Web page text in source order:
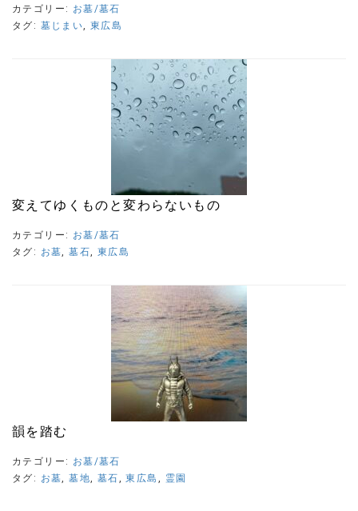
カテゴリー: お墓/墓石
タグ: 墓じまい,東広島
変えてゆくものと変わらないもの
カテゴリー: お墓/墓石
タグ: お墓,墓石, 東広島
韻を踏む
カテゴリー: お墓/墓石
タグ: お墓,墓地, 墓石,東広島 , 霊園